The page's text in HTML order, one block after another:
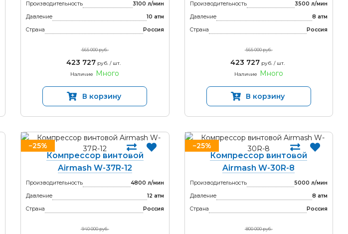
Производительность
3100 л/мин
Давление
10 атм
Страна
Россия
565 000 руб.
423 727 руб. / шт.
Наличие
Много
В корзину
Производительность
3500 л/мин
Давление
8 атм
Страна
Россия
565 000 руб.
423 727 руб. / шт.
Наличие
Много
В корзину
−25%
Компрессор винтовой
Airmash W-37R-12
Производительность
4800 л/мин
Давление
12 атм
Страна
Россия
940 000 руб.
−25%
Компрессор винтовой
Airmash W-30R-8
Производительность
5000 л/мин
Давление
8 атм
Страна
Россия
800 000 руб.